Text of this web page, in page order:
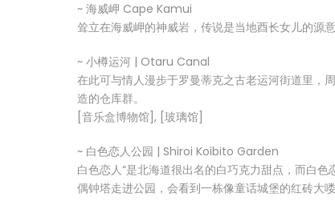
~ 海威岬 Cape Kamui
耸立在海威岬的神威岩，传说是当地酉长女儿的源
~ 小樽运河 | Otaru Canal
在此可与情人漫步于罗曼蒂克之古老运河街道里，
造的仓库群。
[音乐盒博物馆], [玻璃馆]
~ 白色恋人公园 | Shiroi Koibito Garden
白色恋人“是北海道很出名的白巧克力甜点，而白
偶钟塔走进公园，会看到一栋像童话城堡的红砖大喽